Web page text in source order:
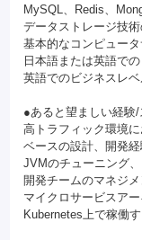
MySQL、Redis、
データストレージ技
基本的なコンピュー
日本語または英語で
英語でのビジネスレ
●あると望ましい経験/
高トラフィック環境
ベースの設計、開発
JVMのチューニング
開発チームのマネジ
マイクロサービスア
Kubernetes上で稼働